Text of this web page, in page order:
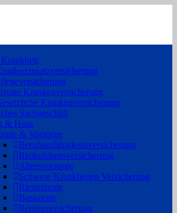
Krankenversicherung
Krankenversicherung
Sachgeschäft
& Haus
& Vorsorge
Berufs­unfähigkeitsversicherung
Risikolebensversicherung
Altersvorsorge
Schwere Krankheiten Versicherung
Riesterrente
Basisrente
Rentenversicherung